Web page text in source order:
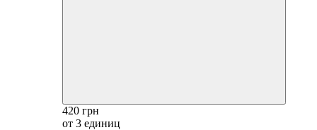
420 грн
от 3 единиц